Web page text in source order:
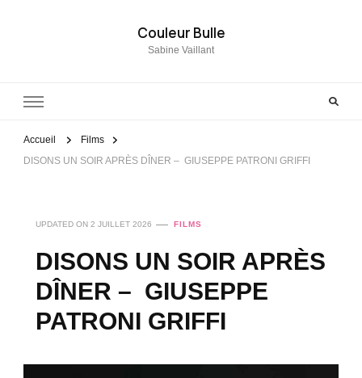
Couleur Bulle
Sabine Vaillant
Accueil
Films
DISONS UN SOIR APRÈS DÎNER – GIUSEPPE PATRONI GRIFFI
UPDATED ON 2 JUILLET 2026 FILMS
DISONS UN SOIR APRÈS
DÎNER – GIUSEPPE
PATRONI GRIFFI